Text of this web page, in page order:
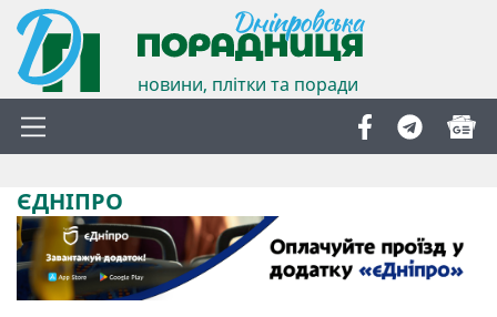
новини, плітки та поради
ЄДНІПРО